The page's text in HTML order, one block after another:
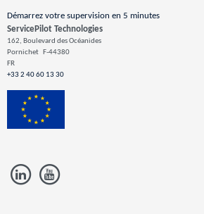
ServicePilot Technologies
162, Boulevard des Océanides
Pornichet F-44380
FR
+33 2 40 60 13 30
Démarrez votre supervision en 5 minutes